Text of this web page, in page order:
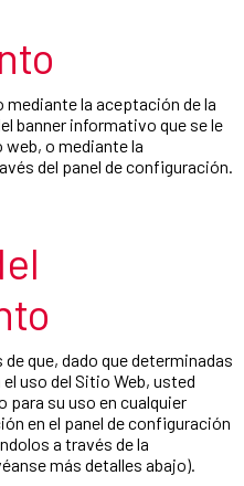
la aceptación de la
banner informativo que se le
o mediante la
del panel de configuración.
que, dado que determinadas
uso del Sitio Web, usted
su uso en cualquier
en el panel de configuración
a través de la
más detalles abajo).